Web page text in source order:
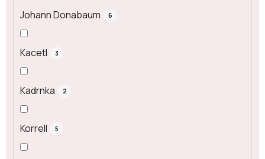
Johann Donabaum 6
Kacetl 3
Kadrnka 2
Korrell 5